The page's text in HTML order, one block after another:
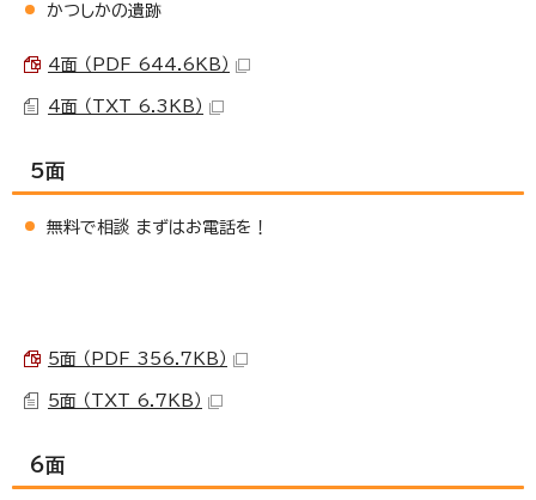
かつしかの遺跡
4面 （PDF 644.6KB）
4面 （TXT 6.3KB）
5面
無料で相談 まずはお電話を！
5面 （PDF 356.7KB）
5面 （TXT 6.7KB）
6面